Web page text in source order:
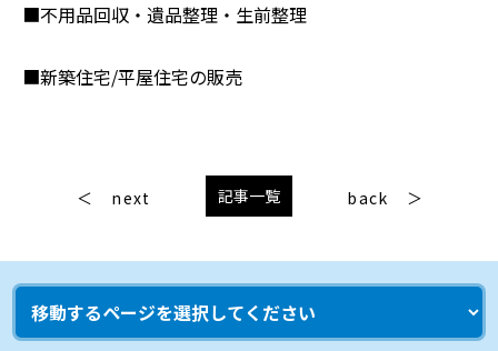
■不用品回収・遺品整理・生前整理
■新築住宅/平屋住宅の販売
next 記事一覧 back